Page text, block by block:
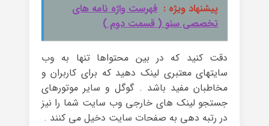
پیشنهاد ویژه : فهرست واژه نامه های
تخصصی سئو ( قسمت دوم )
دقت کنید که در بین محتواها تنها به وب
سایتهای معتبری لینک دهید که برای کاربران و
مخاطبان مفید باشد . گوگل و سایر موتورهای
جستجو لینک های خارجی وب سایت شما را نیز
در رتبه دهی به صفحات سایت دخیل می کنند .